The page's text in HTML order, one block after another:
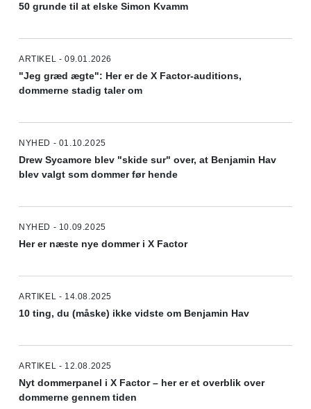
50 grunde til at elske Simon Kvamm
ARTIKEL - 09.01.2026
"Jeg græd ægte": Her er de X Factor-auditions,
dommerne stadig taler om
NYHED - 01.10.2025
Drew Sycamore blev "skide sur" over, at Benjamin Hav
blev valgt som dommer før hende
NYHED - 10.09.2025
Her er næste nye dommer i X Factor
ARTIKEL - 14.08.2025
10 ting, du (måske) ikke vidste om Benjamin Hav
ARTIKEL - 12.08.2025
Nyt dommerpanel i X Factor – her er et overblik over
dommerne gennem tiden